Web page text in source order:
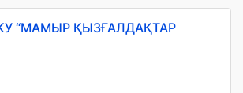
“МАМЫР ҚЫЗҒАЛДАҚТАР